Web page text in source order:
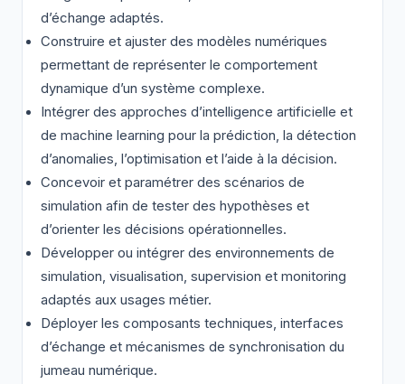
d’échange adaptés.
Construire et ajuster des modèles numériques
permettant de représenter le comportement
dynamique d’un système complexe.
Intégrer des approches d’intelligence artificielle et
de machine learning pour la prédiction, la détection
d’anomalies, l’optimisation et l’aide à la décision.
Concevoir et paramétrer des scénarios de
simulation afin de tester des hypothèses et
d’orienter les décisions opérationnelles.
Développer ou intégrer des environnements de
simulation, visualisation, supervision et monitoring
adaptés aux usages métier.
Déployer les composants techniques, interfaces
d’échange et mécanismes de synchronisation du
jumeau numérique.